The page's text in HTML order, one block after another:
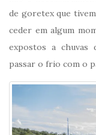
de goretex que
ceder em algum
expostos a chuvas
passar o frio com o